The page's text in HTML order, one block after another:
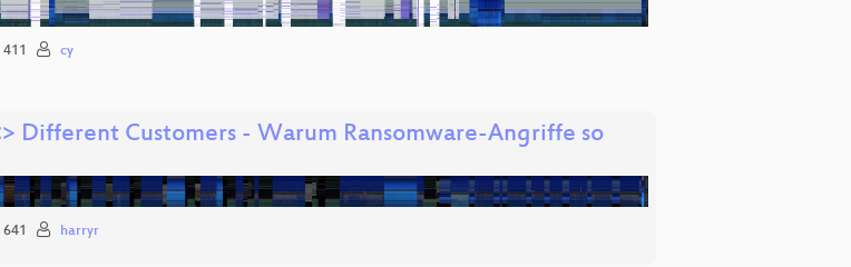
411 cy
Different Customers - Warum Ransomware-Angriffe so
641 harryr